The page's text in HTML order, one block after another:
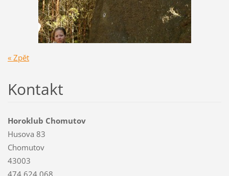
« Zpět
Kontakt
Horoklub Chomutov
Husova 83
Chomutov
43003
474 624 068